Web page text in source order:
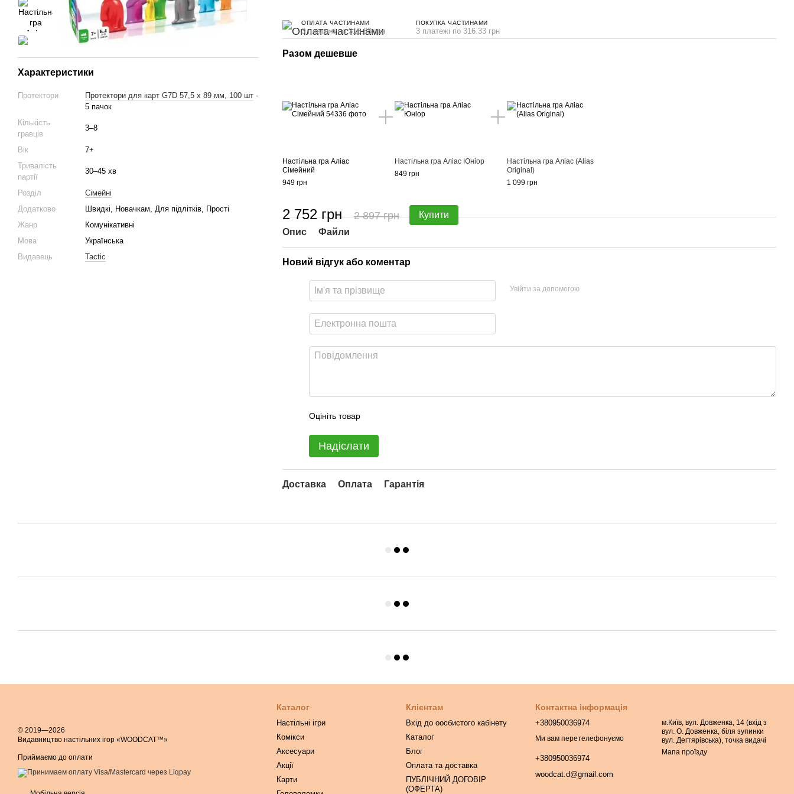
Характеристики
Протектори Протектори для карт G7D 57,5 х 89 мм, 100 шт -
5 пачок
Кількість
гравців
3–8
Вік
7+
Тривалість
партії
30–45 хв
Розділ
Cімейні
Додатково
Швидкі, Новачкам, Для підлітків, Прості
Жанр
Комунікативні
Мова
Українська
Видавець
Tactic
ОПЛАТА ЧАСТИНАМИ
3 платежі по 316.33 грн
ПОКУПКА ЧАСТИНАМИ
3 платежі по 316.33 грн
Разом дешевше
Настільна гра Аліас
Сімейний
949 грн
Настільна гра Аліас Юніор
849 грн
Настільна гра Аліас (Alias
Original)
1 099 грн
2 752 грн 2 897 грн
Купити
Опис
Файли
Новий відгук або коментар
Увійти за допомогою
Оцініть товар
Надіслати
Доставка Оплата Гарантія
© 2019—2026
Видавництво настільних ігор «WOODCAT™»
Приймаємо до оплати
Каталог
Настільні ігри
Комікси
Аксесуари
Акції
Карти
Клієнтам
Вхід до оосбистого кабінету
Каталог
Блог
Оплата та доставка
ПУБЛІЧНИЙ ДОГОВІР
(ОФЕРТА)
Контактна інформація
+380950036974
Ми вам перетелефонуємо
+380950036974
woodcat.d@gmail.com
м.Київ, вул. Довженка, 14 (вхід з
вул. О. Довженка, біля зупинки
вул. Дегтярівська), точка видачі
Мапа проїзду